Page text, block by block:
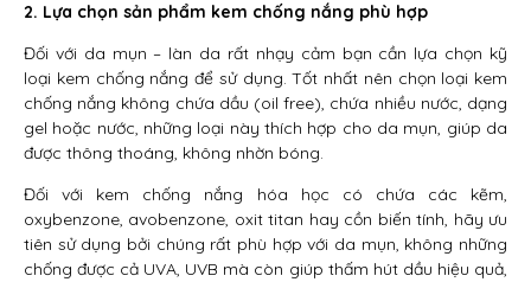
2. Lựa chọn sản phẩm kem chống nắng phù hợp
Đối với da mụn – làn da rất nhạy cảm bạn cần lựa chọn kỹ
loại kem chống nắng để sử dụng. Tốt nhất nên chọn loại kem
chống nắng không chứa dầu (oil free), chứa nhiều nước, dạng
gel hoặc nước, những loại này thích hợp cho da mụn, giúp da
được thông thoáng, không nhờn bóng.
Đối với kem chống nắng hóa học có chứa các kẽm,
oxybenzone, avobenzone, oxit titan hay cồn biến tính, hãy ưu
tiên sử dụng bởi chúng rất phù hợp với da mụn, không những
chống được cả UVA, UVB mà còn giúp thấm hút dầu hiệu quả,